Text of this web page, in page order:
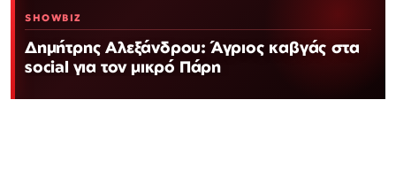
SHOWBIZ
Δημήτρης Αλεξάνδρου: Άγριος καβγάς στα
social για τον μικρό Πάρη